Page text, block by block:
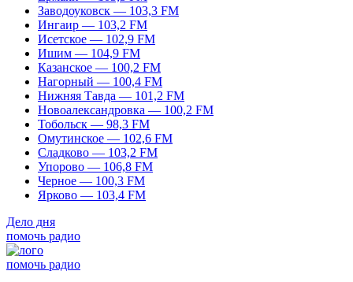
Заводоуковск — 103,3 FM
Ингаир — 103,2 FM
Исетское — 102,9 FM
Ишим — 104,9 FM
Казанское — 100,2 FM
Нагорный — 100,4 FM
Нижняя Тавда — 101,2 FM
Новоалександровка — 100,2 FM
Тобольск — 98,3 FM
Омутинское — 102,6 FM
Сладково — 103,2 FM
Упорово — 106,8 FM
Черное — 100,3 FM
Ярково — 103,4 FM
Дело дня
помочь радио
помочь радио